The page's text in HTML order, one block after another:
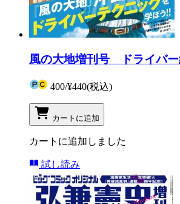
風の大地増刊号 ドライバ
400/¥440(税込)
カートに追加
カートに追加しました
試し読み